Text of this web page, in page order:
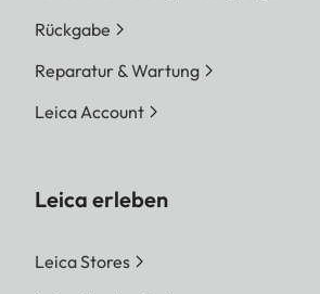
Rückgabe
Reparatur & Wartung
Leica Account
Leica erleben
Leica Stores